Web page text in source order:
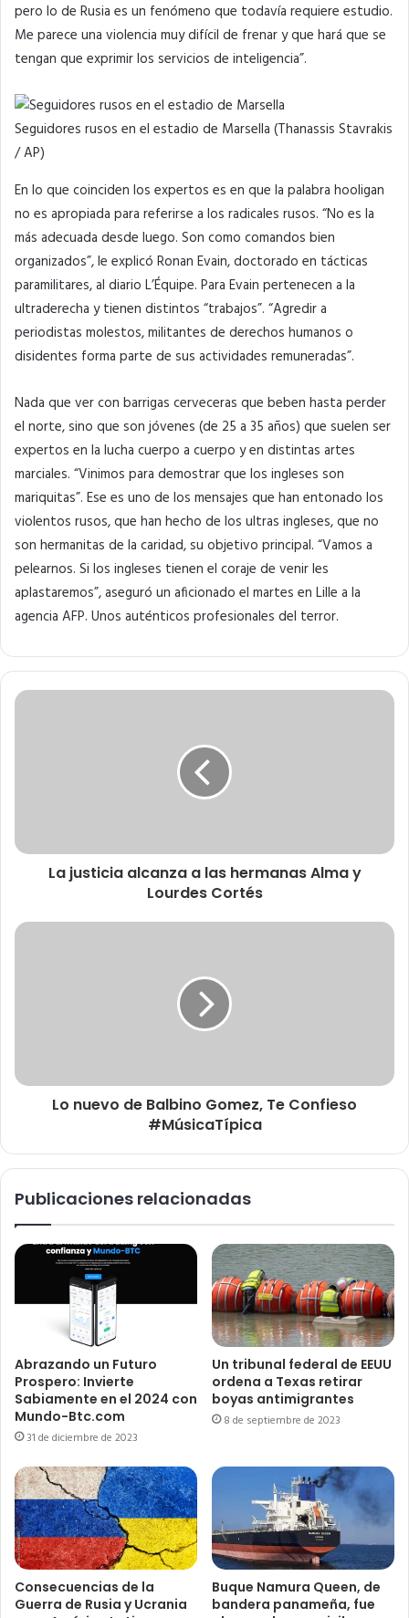
pero lo de Rusia es un fenómeno que todavía requiere estudio.
Me parece una violencia muy difícil de frenar y que hará que se
tengan que exprimir los servicios de inteligencia”.
Seguidores rusos en el estadio de Marsella (Thanassis Stavrakis
/ AP)
En lo que coinciden los expertos es en que la palabra hooligan
no es apropiada para referirse a los radicales rusos. “No es la
más adecuada desde luego. Son como comandos bien
organizados”, le explicó Ronan Evain, doctorado en tácticas
paramilitares, al diario L’Équipe. Para Evain pertenecen a la
ultraderecha y tienen distintos “trabajos”. “Agredir a
periodistas molestos, militantes de derechos humanos o
disidentes forma parte de sus actividades remuneradas”.
Nada que ver con barrigas cerveceras que beben hasta perder
el norte, sino que son jóvenes (de 25 a 35 años) que suelen ser
expertos en la lucha cuerpo a cuerpo y en distintas artes
marciales. “Vinimos para demostrar que los ingleses son
mariquitas”. Ese es uno de los mensajes que han entonado los
violentos rusos, que han hecho de los ultras ingleses, que no
son hermanitas de la caridad, su objetivo principal. “Vamos a
pelearnos. Si los ingleses tienen el coraje de venir les
aplastaremos”, aseguró un aficionado el martes en Lille a la
agencia AFP. Unos auténticos profesionales del terror.
La justicia alcanza a las hermanas Alma y
Lourdes Cortés
Lo nuevo de Balbino Gomez, Te Confieso
#MúsicaTípica
Publicaciones relacionadas
Abrazando un Futuro
Prospero: Invierte
Sabiamente en el 2024 con
Mundo-Btc.com
31 de diciembre de 2023
Un tribunal federal de EEUU
ordena a Texas retirar
boyas antimigrantes
8 de septiembre de 2023
Consecuencias de la
Guerra de Rusia y Ucrania
Buque Namura Queen, de
bandera panameña, fue